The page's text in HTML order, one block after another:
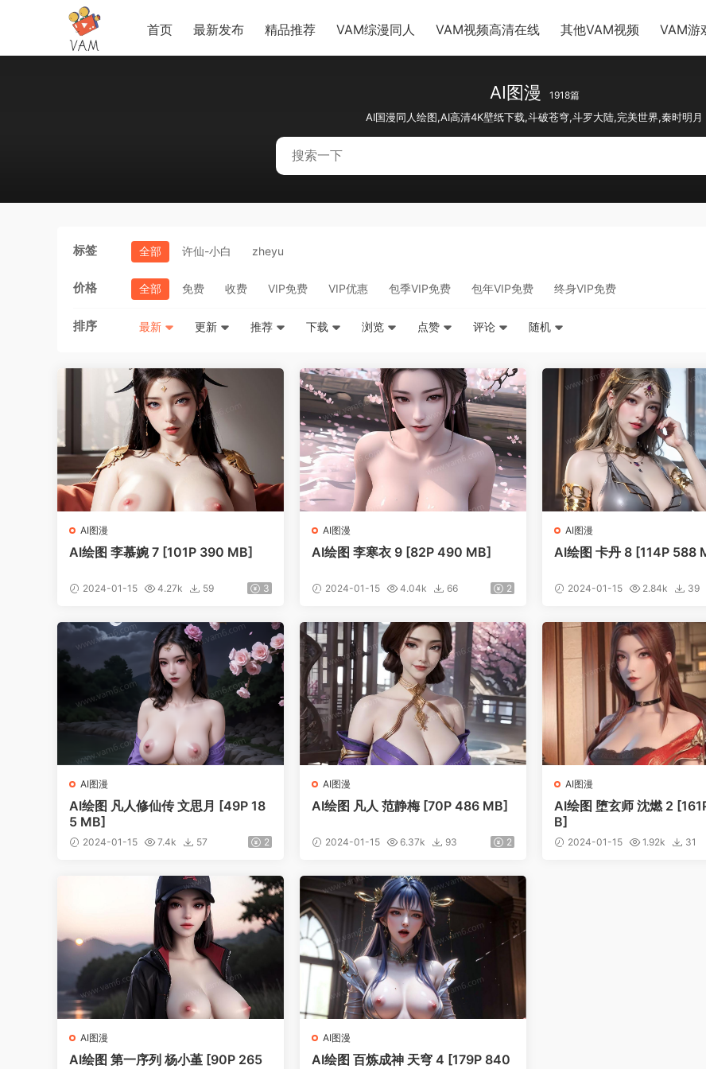
首页 最新发布 精品推荐 VAM综漫同人 VAM视频高清在线 其他VAM视频 VAM游
AI图漫 1918篇
AI国漫同人绘图,AI高清4K壁纸下载,斗破苍穹,斗罗大陆,完美世界,秦时明月
标签 全部 许仙-小白 zheyu
价格 全部 免费 收费 VIP免费 VIP优惠 包季VIP免费 包年VIP免费 终身VIP免费
排序 最新 更新 推荐 下载 浏览 点赞 评论 随机
AI图漫
‎‎AI绘图 李慕婉 7 [101P 390 MB]
2024-01-15 4.27k 59 3
AI图漫
AI绘图 李寒衣 9 [82P 490 MB]
2024-01-15 4.04k 66 2
AI图漫
AI绘图 卡丹 8 [114P 588
2024-01-15 2.84k 39
AI图漫
AI绘图 凡人修仙传 文思月 [49P 18
5 MB]
2024-01-15 7.4k 57 2
AI图漫
AI绘图 凡人 范静梅 [70P 486 MB]
2024-01-15 6.37k 93 2
AI图漫
AI绘图 堕玄师 沈燃 2
B]
2024-01-15 1.92k 31
AI图漫
AI绘图 第一序列 杨小堇 [90P 265
AI图漫
AI绘图 百炼成神 天穹 4 [179P 840